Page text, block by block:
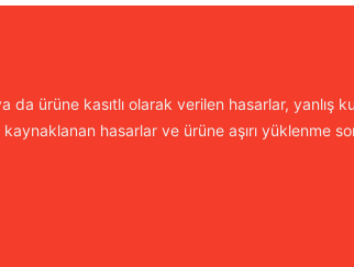
ürüne kasıtlı olarak verilen hasarlar, yanlış
hasarlar ve ürüne aşırı yüklenme